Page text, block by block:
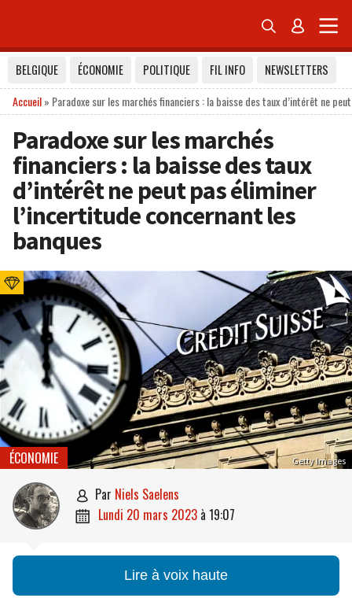
 
BELGIQUE ÉCONOMIE POLITIQUE FIL INFO
NEWSLETTERS
Accueil» Paradoxe sur les marchés financiers : la baisse des taux d’intérêt ne
Paradoxe sur les marchés
financiers : la baisse des taux
d’intérêt ne peut pas éliminer
l’incertitude concernant les
banques
Getty Images
ÉCONOMIE
 par Niels Saelens
 lundi 20 mars 2023 à 19:07
Lire à voix haute